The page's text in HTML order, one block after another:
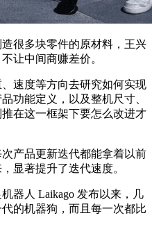
很多块零件的原材料，王兴
让中间商赚差价。
速度等方向去研究如何实现
功能定义，以及整机尺寸、
在这一框架下要怎么改进才
产品更新迭代都能拿着以前
显著提升了迭代速度。
人 Laikago 发布以来，几
的机器狗，而且每一次都比